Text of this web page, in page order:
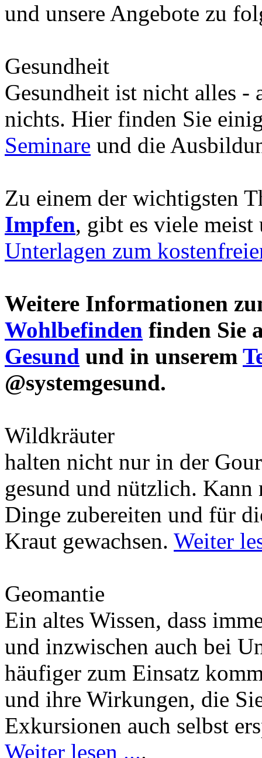
und unsere Angebote zu
Gesundheit
Gesundheit ist nicht alles -
nichts. Hier finden Sie
Seminare und die
Zu einem der wichtigsten
Impfen, gibt es viele
Unterlagen zum
Weitere Informationen
Wohlbefinden finden Sie
Gesund und in unserem
@systemgesund.
Wildkräuter
halten nicht nur in der
gesund und nützlich.
Dinge zubereiten und für
Kraut gewachsen. Weiter
Geomantie
Ein altes Wissen, dass
und inzwischen auch bei
häufiger zum Einsatz
und ihre Wirkungen, die
Exkursionen auch selbst
Weiter lesen ....